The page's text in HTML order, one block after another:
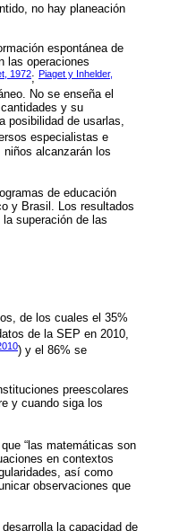
no hay planeación
espontánea de
las operaciones
1972; Piaget y Inhelder,
No se enseña el
y su
posibilidad de usarlas,
especialistas e
alcanzarán los
de educación
y Brasil. Los resultados
superación de las
de los cuales el 35%
de la SEP en 2010,
) y el 86% se
preescolares
y cuando siga los
“las matemáticas son
en contextos
así como
observaciones que
la capacidad de